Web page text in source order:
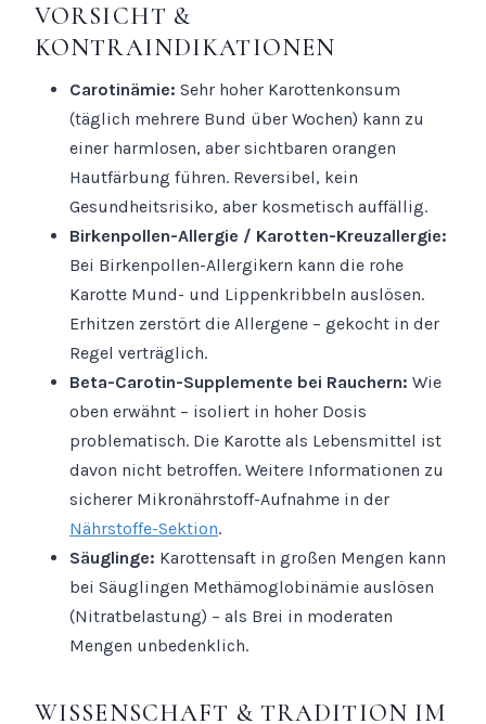
VORSICHT &
KONTRAINDIKATIONEN
Carotinämie: Sehr hoher Karottenkonsum
(täglich mehrere Bund über Wochen) kann zu
einer harmlosen, aber sichtbaren orangen
Hautfärbung führen. Reversibel, kein
Gesundheitsrisiko, aber kosmetisch auffällig.
Birkenpollen-Allergie / Karotten-Kreuzallergie:
Bei Birkenpollen-Allergikern kann die rohe
Karotte Mund- und Lippenkribbeln auslösen.
Erhitzen zerstört die Allergene – gekocht in der
Regel verträglich.
Beta-Carotin-Supplemente bei Rauchern: Wie
oben erwähnt – isoliert in hoher Dosis
problematisch. Die Karotte als Lebensmittel ist
davon nicht betroffen. Weitere Informationen zu
sicherer Mikronährstoff-Aufnahme in der
Nährstoffe-Sektion.
Säuglinge: Karottensaft in großen Mengen kann
bei Säuglingen Methämoglobinämie auslösen
(Nitratbelastung) – als Brei in moderaten
Mengen unbedenklich.
WISSENSCHAFT & TRADITION IM